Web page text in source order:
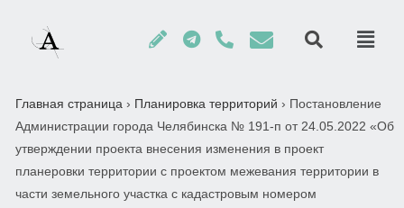
Главная страница › Планировка территорий › Постановление
Администрации города Челябинска № 191-п от 24.05.2022 «Об
утверждении проекта внесения изменения в проект
планеровки территории с проектом межевания территории в
части земельного участка с кадастровым номером